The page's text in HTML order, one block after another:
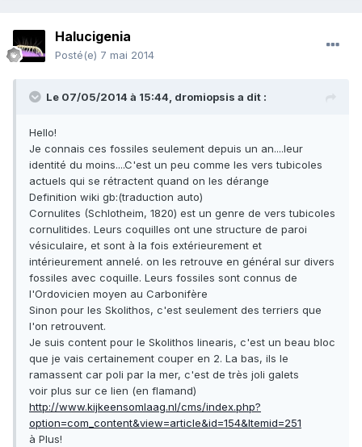
Halucigenia
Posté(e) 7 mai 2014
Le 07/05/2014 à 15:44, dromiopsis a dit :
Hello!
Je connais ces fossiles seulement depuis un an....leur
identité du moins....C'est un peu comme les vers tubicoles
actuels qui se rétractent quand on les dérange
Definition wiki gb:(traduction auto)
Cornulites (Schlotheim, 1820) est un genre de vers tubicoles
cornulitides. Leurs coquilles ont une structure de paroi
vésiculaire, et sont à la fois extérieurement et
intérieurement annelé. on les retrouve en général sur divers
fossiles avec coquille. Leurs fossiles sont connus de
l'Ordovicien moyen au Carbonifère
Sinon pour les Skolithos, c'est seulement des terriers que
l'on retrouvent.
Je suis content pour le Skolithos linearis, c'est un beau bloc
que je vais certainement couper en 2. La bas, ils le
ramassent car poli par la mer, c'est de très joli galets
voir plus sur ce lien (en flamand)
http://www.kijkeensomlaag.nl/cms/index.php?
option=com_content&view=article&id=154&Itemid=251
à Plus!